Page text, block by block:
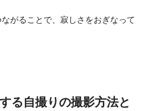
がることで、寂しさをおぎなって
る自撮りの撮影方法と